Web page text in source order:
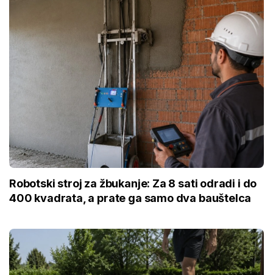
Robotski stroj za žbukanje: Za 8 sati odradi i do
400 kvadrata, a prate ga samo dva bauštelca